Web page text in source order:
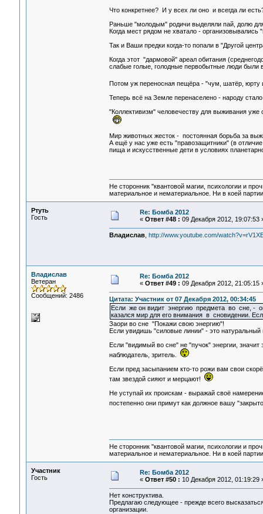
Что конкретнее? И у всех ли оно и всегда ли
Раньше "молодым" родичи выделяли пай, долю
Когда мест рядом не хватало - организовывались
Так и Ваши предки когда-то попали в "Другой
Когда этот "дармовой" ареал обитания
слабые голые, голодные первобытные люди были
Потом уж переносная пещёра - "чум, шатёр,
Теперь всё на Земле перенаселено - народу
"Коллективизм" человечеству для выживания
Мир животных жесток - постоянная борьба за
А ещё у нас уже есть "правозащитники" (в
пища и искусственные дети в условиях
Не сторонник "квантовой магии, психологии и
материальное и нематериальное. Ни в коей
Ртуть
Гость
Re: Бомба 2012
« Ответ #48 : 09 Декабря 2012, 19:07:53
Владислав, http://www.youtube.com/
Владислав
Ветеран
Сообщений: 2486
Re: Бомба 2012
« Ответ #49 : 09 Декабря 2012, 21:05:15
Цитата: Участник от 07 Декабря 2012, 00:34:45
Если же он видит энергию предмета во сне, -
казался мир для его внимания в сновидении.
Заори во сне "Покажи свою энергию"!
Если увидишь "силовые линии" - это
Если "видимый во сне" не "пучок" энергии,
наблюдатель, зритель.
Если пред засыпанием кто-то рожи вам свои
там звездой сияют и мерцают!
Не уступай их проискам - выражай своё
постепенно они примут как должное вашу
Не сторонник "квантовой магии, психологии и
материальное и нематериальное. Ни в коей
Участник
Гость
Re: Бомба 2012
« Ответ #50 : 10 Декабря 2012, 01:19:29
Нет конструктива.
Предлагаю следующее - прежде всего
организации.